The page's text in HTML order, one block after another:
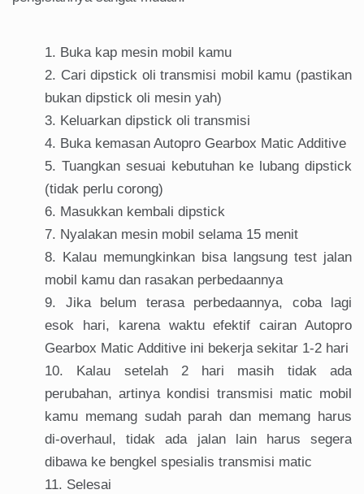
Buka kap mesin mobil kamu
Cari dipstick oli transmisi mobil kamu (pastikan
bukan dipstick oli mesin yah)
Keluarkan dipstick oli transmisi
Buka kemasan Autopro Gearbox Matic Additive
Tuangkan sesuai kebutuhan ke lubang dipstick
(tidak perlu corong)
Masukkan kembali dipstick
Nyalakan mesin mobil selama 15 menit
Kalau memungkinkan bisa langsung test jalan
mobil kamu dan rasakan perbedaannya
Jika belum terasa perbedaannya, coba lagi
esok hari, karena waktu efektif cairan Autopro
Gearbox Matic Additive ini bekerja sekitar 1-2 hari
Kalau setelah 2 hari masih tidak ada
perubahan, artinya kondisi transmisi matic mobil
kamu memang sudah parah dan memang harus
di-overhaul, tidak ada jalan lain harus segera
dibawa ke bengkel spesialis transmisi matic
Selesai